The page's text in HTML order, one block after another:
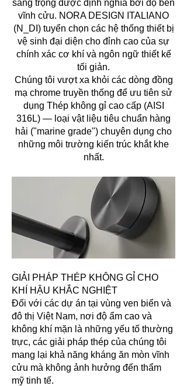
sang trọng được định nghĩa bởi độ bền
vĩnh cửu. NORA DESIGN ITALIANO
(N_DI) tuyển chọn các hệ thống thiết bị
vệ sinh đại diện cho đỉnh cao của sự
chính xác cơ khí và ngôn ngữ thiết kế
tối giản.
Chúng tôi vượt xa khỏi các dòng đồng
mạ chrome truyền thống để ưu tiên sử
dụng Thép không gỉ cao cấp (AISI
316L) — loại vật liệu tiêu chuẩn hàng
hải ("marine grade") chuyên dụng cho
những môi trường kiến trúc khắt khe
nhất.
GIẢI PHÁP THÉP KHÔNG GỈ CHO
KHÍ HẬU KHẮC NGHIỆT
Đối với các dự án tại vùng ven biển và
đô thị Việt Nam, nơi độ ẩm cao và
không khí mặn là những yếu tố thường
trực, các giải pháp thép của chúng tôi
mang lại khả năng kháng ăn mòn vĩnh
cửu mà không ảnh hưởng đến thẩm
mỹ tinh tế.